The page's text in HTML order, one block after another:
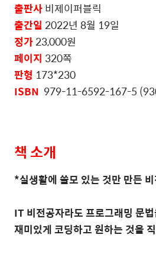
출판사비제이퍼블릭
출간일 2022년 8월 19일
정가23,000원
페이지 320쪽
판형 173*230
ISBN 979-11-6592-167-5
책 소개
*실생활에 쓸모 있는 것만 만든
IT비전공자라도 프로그래밍 문
재미있게 코딩하고 원하는 것을